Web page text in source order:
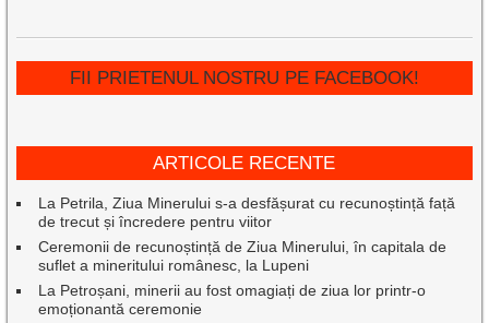
FII PRIETENUL NOSTRU PE FACEBOOK!
ARTICOLE RECENTE
La Petrila, Ziua Minerului s-a desfășurat cu recunoștință față
de trecut și încredere pentru viitor
Ceremonii de recunoștință de Ziua Minerului, în capitala de
suflet a mineritului românesc, la Lupeni
La Petroșani, minerii au fost omagiați de ziua lor printr-o
emoționantă ceremonie